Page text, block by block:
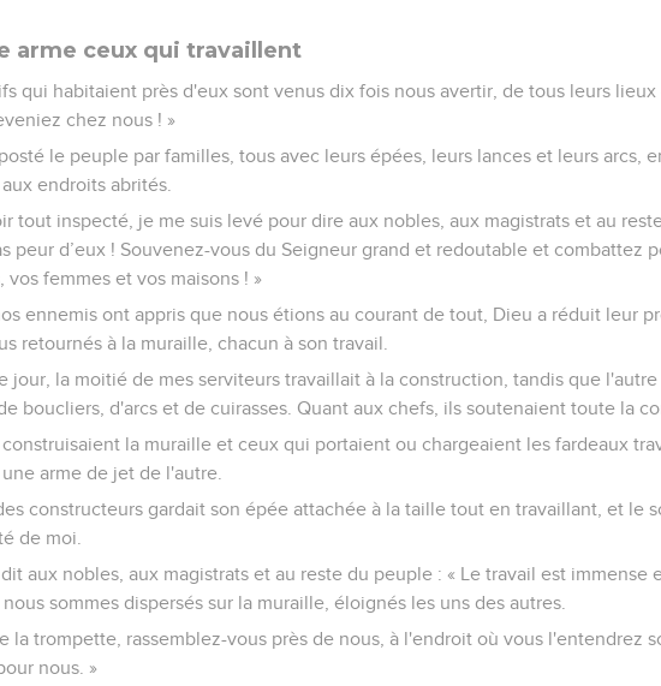
arme ceux qui travaillent
qui habitaient près d'eux sont venus dix fois nous avertir, de tous leurs
chez nous ! »
le peuple par familles, tous avec leurs épées, leurs lances et leurs arcs,
endroits abrités.
tout inspecté, je me suis levé pour dire aux nobles, aux magistrats et au
peur d’eux ! Souvenez-vous du Seigneur grand et redoutable et combattez
vos femmes et vos maisons ! »
ennemis ont appris que nous étions au courant de tout, Dieu a réduit leur
retournés à la muraille, chacun à son travail.
jour, la moitié de mes serviteurs travaillait à la construction, tandis que
boucliers, d'arcs et de cuirasses. Quant aux chefs, ils soutenaient toute la
la muraille et ceux qui portaient ou chargeaient les fardeaux
arme de jet de l'autre.
constructeurs gardait son épée attachée à la taille tout en travaillant, et le
de moi.
dit aux nobles, aux magistrats et au reste du peuple : « Le travail est immense
sommes dispersés sur la muraille, éloignés les uns des autres.
la trompette, rassemblez-vous près de nous, à l'endroit où vous l'entendrez
nous. »